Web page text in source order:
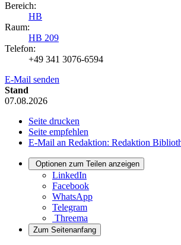
Bereich:
HB
Raum:
HB 209
Telefon:
+49 341 3076-6594
E-Mail senden
Stand
07.08.2026
Seite drucken
Seite empfehlen
E-Mail an Redaktion: Redaktion
Optionen zum Teilen anzeigen
LinkedIn
Facebook
WhatsApp
Telegram
Threema
Zum Seitenanfang